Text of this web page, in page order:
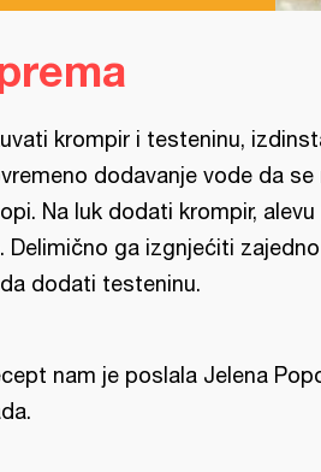
krompir i testeninu,
dodavanje vode da se
Na luk dodati krompir,
Delimično ga izgnjećiti
dodati testeninu.
nam je poslala Jelena